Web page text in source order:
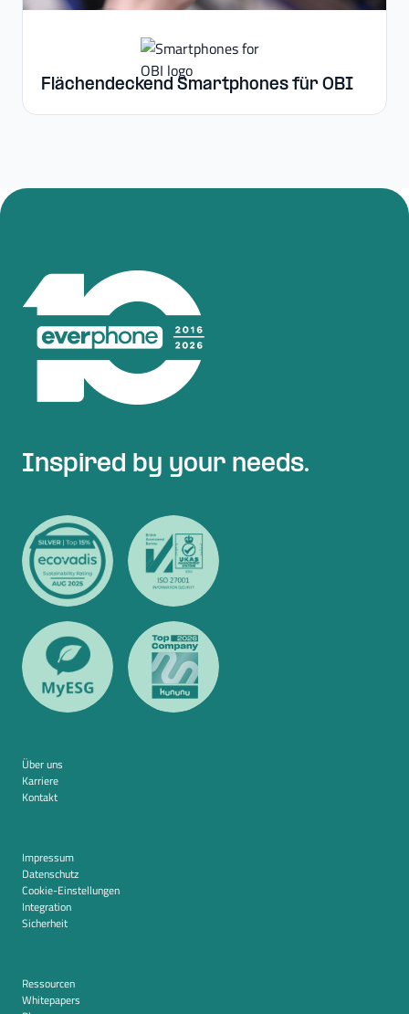
Flächendeckend Smartphones für OBI
Inspired by your needs.
Über uns
Karriere
Kontakt
Impressum
Datenschutz
Cookie-Einstellungen
Integration
Sicherheit
Ressourcen
Whitepapers